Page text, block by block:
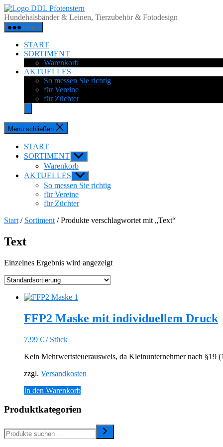
Zum
Inhalt
springen
Pfotenstern
Hundehalsbänder & Leinen, Tierzubehör & Fotodesign
Menü
START
SORTIMENT
Warenkorb
AKTUELLES
So messen Sie richtig
für Vereine
für Züchter
Menü schließen
START
SORTIMENT Untermenü
anzeigen
Warenkorb
AKTUELLES Untermenü
anzeigen
So messen Sie richtig
für Vereine
für Züchter
Start / Sortiment / Produkte verschlagwortet mit „Text“
Text
Einzelnes Ergebnis wird angezeigt
FFP2 Maske mit individuellem Druck
7,99 € / Stück
Kein Mehrwertsteuerausweis, da Kleinunternehmer nach §19
zzgl. Versandkosten
In den Warenkorb
Produktkategorien